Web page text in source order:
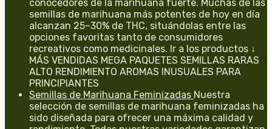
conocedores de la marihuana fuerte. Muchas de las
semillas de marihuana más potentes de hoy en día
alcanzan 25–30% de THC, situándolas entre las
opciones favoritas tanto de consumidores
recreativos como medicinales. Ir a los productos ↓
MÁS VENDIDAS MEGA PAQUETES SEMILLAS RARAS
ALTO RENDIMIENTO AROMAS INUSUALES PARA
PRINCIPIANTES
Semillas de Marihuana Feminizadas Nuestra
selección de semillas de marihuana feminizadas ha
sido diseñada para ofrecer una máxima calidad y